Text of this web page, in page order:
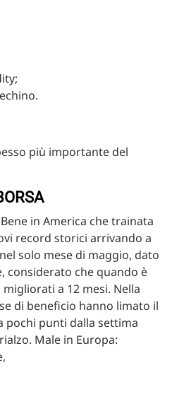
più importante del
in America che trainata
record storici arrivando a
solo mese di maggio, dato
considerato che quando è
a 12 mesi. Nella
di beneficio hanno limato il
pochi punti dalla settima
Male in Europa: